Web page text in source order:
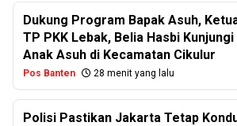
Dukung Program Bapak Asuh,
TP PKK Lebak, Belia Hasbi Kunjungi
Anak Asuh di Kecamatan Cikulur
Pos Banten 28 menit yang lalu
Polisi Pastikan Jakarta Tetap